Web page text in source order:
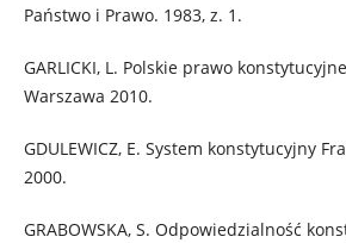
Państwo i Prawo. 1983, z. 1.
GARLICKI, L. Polskie prawo
Warszawa 2010.
GDULEWICZ, E. System konstytucyjny
2000.
GRABOWSKA, S. Odpowiedzialność